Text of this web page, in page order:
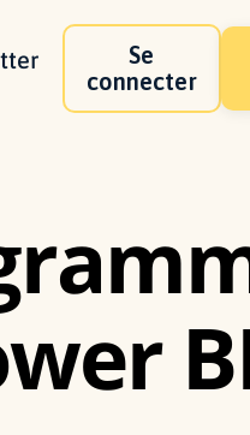
Se
connecter